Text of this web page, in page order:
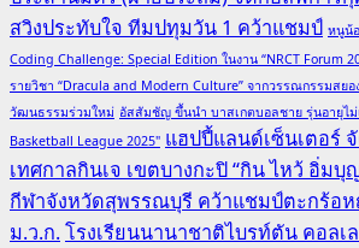
สวิงประทับใจ ทีมปทุมวัน 1 คว้าแชมป์ หนูน้
Coding Challenge: Special Edition ในงาน “NRCT Forum
รายวิชา “Dracula and Modern Culture” จากวรรณกรรมสย
วัฒนธรรมร่วมใหม่ อัสสัมชัญ ขึ้นนำ บาสเกตบอลชาย รุ่นอายุไม่
Basketball League 2025" แฮปปี้แลนด์เซ็นเตอร์
เทศกาลกินเจ เขตบางกะปิ “กิน ไหว้ อิ่มบุ
กีฬาจังหวัดสุพรรณบุรี คว้าแชมป์ตะกร้อ
ม.ว.ก.โรงเรียนนานาชาติไบรท์ตัน คอลเ